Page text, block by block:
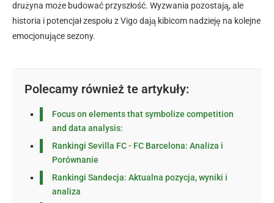
drużyna może budować przyszłość. Wyzwania pozostają, ale
historia i potencjał zespołu z Vigo dają kibicom nadzieję na kolejne
emocjonujące sezony.
Polecamy również te artykuły:
Focus on elements that symbolize competition
and data analysis:
Rankingi Sevilla FC - FC Barcelona: Analiza i
Porównanie
Rankingi Sandecja: Aktualna pozycja, wyniki i
analiza